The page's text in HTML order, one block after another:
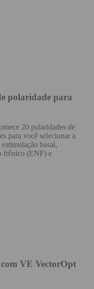
polaridade para
20 polaridades de
para você selecionar a
basal,
frênico (ENF) e
VE VectorOpt